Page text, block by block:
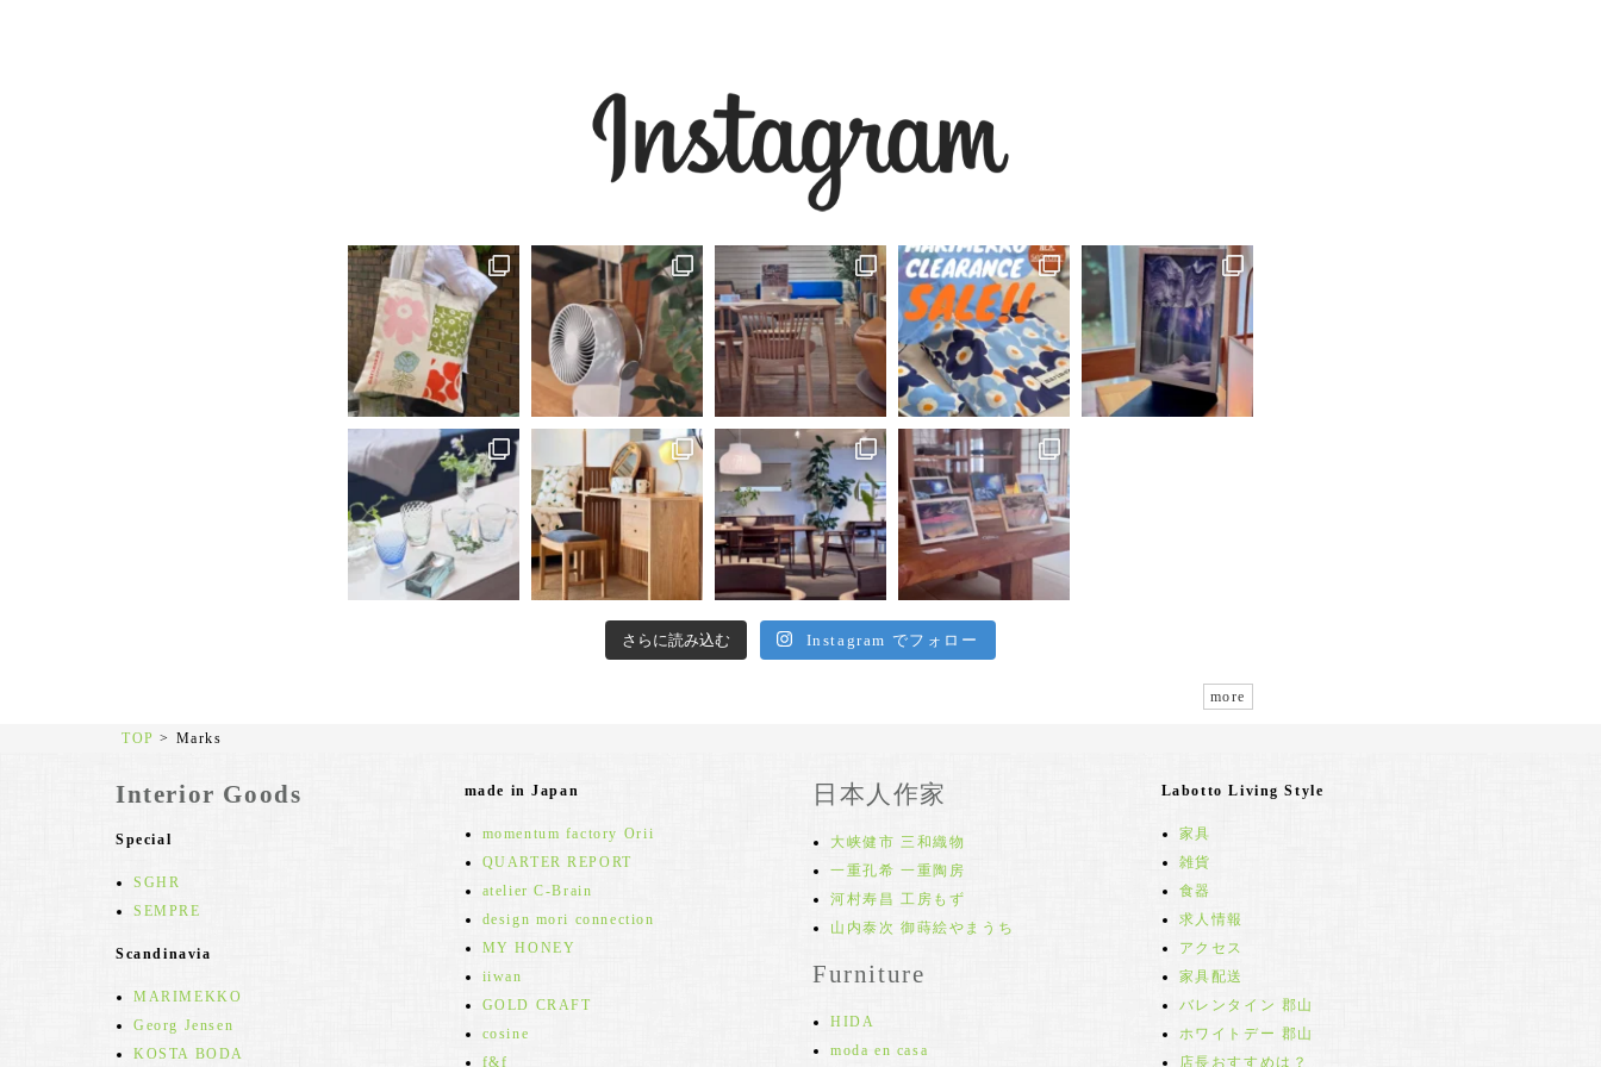
さらに読み込む Instagram でフォロー
more
TOP > Marks
Interior Goods
Special
SGHR
SEMPRE
Scandinavia
MARIMEKKO
Georg Jensen
KOSTA BODA
made in Japan
momentum factory Orii
QUARTER REPORT
atelier C-Brain
design mori connection
MY HONEY
iiwan
GOLD CRAFT
cosine
f&f
日本人作家
大峡健市 三和織物
一重孔希 一重陶房
河村寿昌 工房もず
山内泰次 御蒔絵やまうち
Furniture
HIDA
moda en casa
Labotto Living Style
家具
雑貨
食器
求人情報
アクセス
家具配送
バレンタイン 郡山
ホワイトデー 郡山
店長おすすめは？